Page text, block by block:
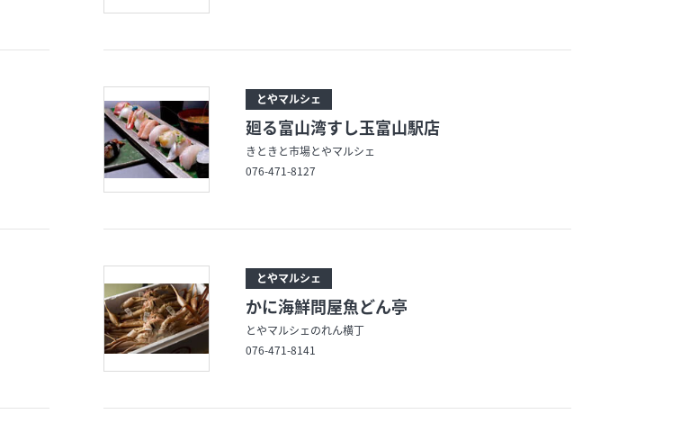
とやマルシェ
廻る富山湾すし玉富山駅店
きときと市場とやマルシェ
076-471-8127
とやマルシェ
かに海鮮問屋魚どん亭
とやマルシェのれん横丁
076-471-8141